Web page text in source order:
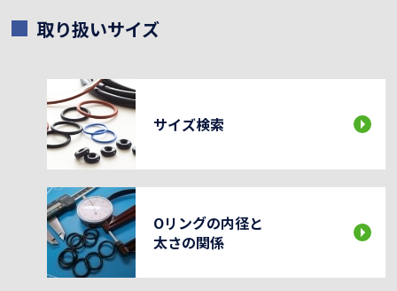
取り扱いサイズ
サイズ検索
Oリングの内径と
太さの関係